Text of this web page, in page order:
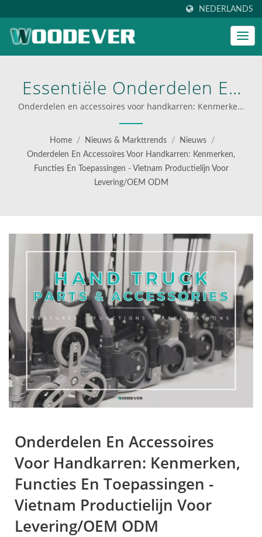
NEDERLANDS
Essentiële Onderdelen En
Accessoires Om Een
Handkar Te Bouwen -
Expertgids Voor Keuze En
Vervangingsherinnering. |
Voor Materiaalbehandeling
Door WOODEVER—
Gebouwd Om Lang Mee Te
Gaan
Onderdelen en accessoires voor handkarren: Kenmerken,
functies en toepassingen - Vietnam productielijn voor
levering/OEM ODM | beste opvouwbare wagens voor
logistiek
Home / Nieuws & Markttrends / Nieuws
/
Onderdelen En Accessoires Voor Handkarren: Kenmerken,
Functies En Toepassingen - Vietnam Productielijn Voor
Levering/OEM ODM
Onderdelen En Accessoires
Voor Handkarren: Kenmerken,
Functies En Toepassingen -
Vietnam Productielijn Voor
Levering/OEM ODM